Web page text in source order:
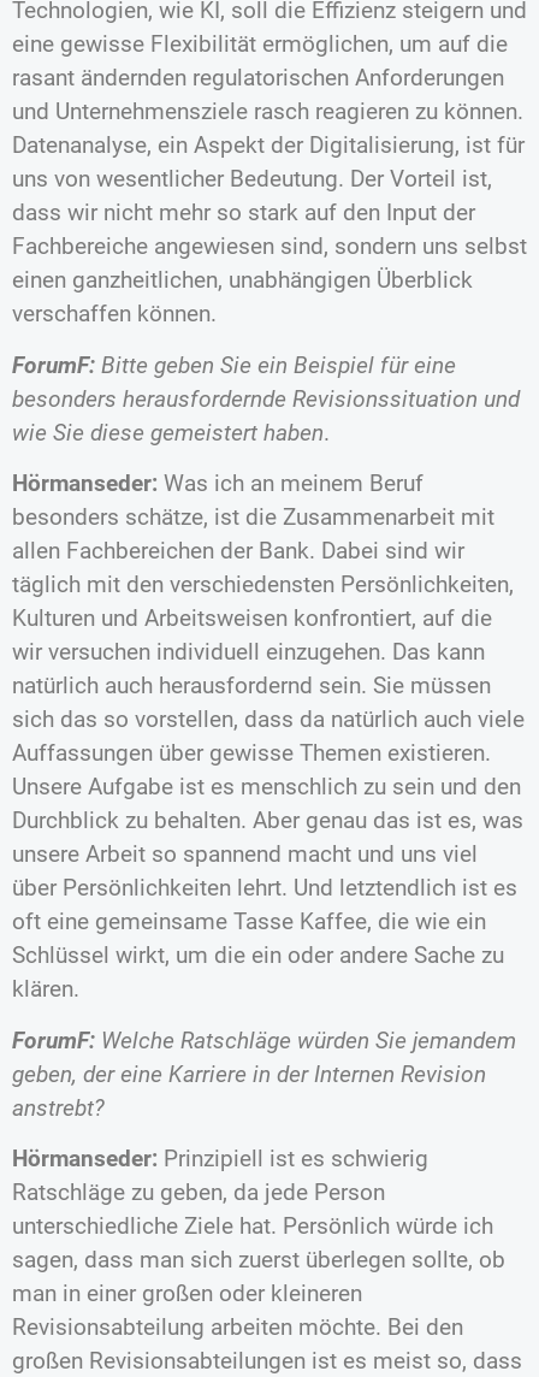
Technologien, wie KI, soll die Effizienz steigern und
eine gewisse Flexibilität ermöglichen, um auf die
rasant ändernden regulatorischen Anforderungen
und Unternehmensziele rasch reagieren zu können.
Datenanalyse, ein Aspekt der Digitalisierung, ist für
uns von wesentlicher Bedeutung. Der Vorteil ist,
dass wir nicht mehr so stark auf den Input der
Fachbereiche angewiesen sind, sondern uns selbst
einen ganzheitlichen, unabhängigen Überblick
verschaffen können.
ForumF: Bitte geben Sie ein Beispiel für eine
besonders herausfordernde Revisionssituation und
wie Sie diese gemeistert haben.
Hörmanseder: Was ich an meinem Beruf
besonders schätze, ist die Zusammenarbeit mit
allen Fachbereichen der Bank. Dabei sind wir
täglich mit den verschiedensten Persönlichkeiten,
Kulturen und Arbeitsweisen konfrontiert, auf die
wir versuchen individuell einzugehen. Das kann
natürlich auch herausfordernd sein. Sie müssen
sich das so vorstellen, dass da natürlich auch viele
Auffassungen über gewisse Themen existieren.
Unsere Aufgabe ist es menschlich zu sein und den
Durchblick zu behalten. Aber genau das ist es, was
unsere Arbeit so spannend macht und uns viel
über Persönlichkeiten lehrt. Und letztendlich ist es
oft eine gemeinsame Tasse Kaffee, die wie ein
Schlüssel wirkt, um die ein oder andere Sache zu
klären.
ForumF: Welche Ratschläge würden Sie jemandem
geben, der eine Karriere in der Internen Revision
anstrebt?
Hörmanseder: Prinzipiell ist es schwierig
Ratschläge zu geben, da jede Person
unterschiedliche Ziele hat. Persönlich würde ich
sagen, dass man sich zuerst überlegen sollte, ob
man in einer großen oder kleineren
Revisionsabteilung arbeiten möchte. Bei den
großen Revisionsabteilungen ist es meist so, dass